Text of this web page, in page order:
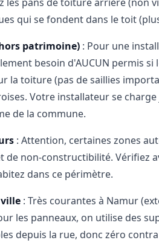
qui se fondent dans le toit
patrimoine) : Pour une
besoin d'AUCUN permis
la toiture (pas de saillies
Votre installateur se
de la commune.
: Attention, certaines zones
de non-constructibilité. Vérifiez
dans ce périmètre.
: Très courantes à Namur
les panneaux, on utilise des
depuis la rue, donc zéro